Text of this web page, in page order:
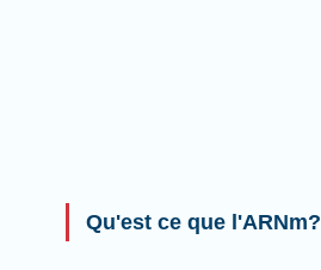
Qu'est ce que l'ARNm?